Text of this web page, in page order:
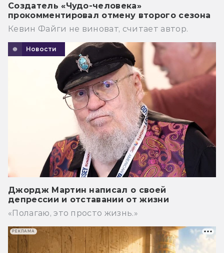
Создатель «Чудо-человека»
прокомментировал отмену второго сезона
Кевин Файги не виноват, считает автор.
Новости
Джордж Мартин написал о своей
депрессии и отставании от жизни
«Полагаю, это просто жизнь.»
РЕКЛАМА